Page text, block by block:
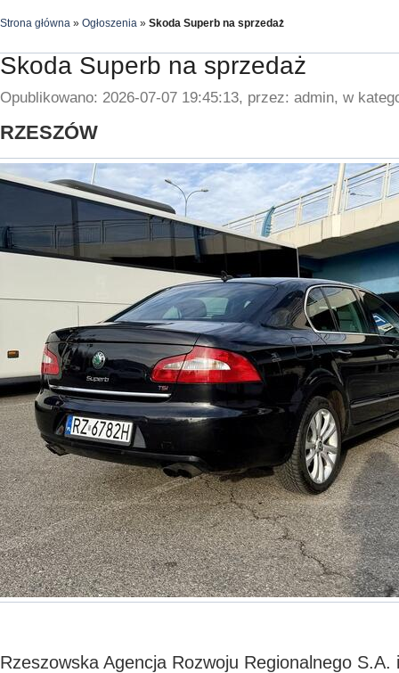
Strona główna » Ogłoszenia » Skoda Superb na sprzedaż
Skoda Superb na sprzedaż
Opublikowano: 2026-07-07 19:45:13, przez: admin, w
RZESZÓW
Rzeszowska Agencja Rozwoju Regionalnego S.A.